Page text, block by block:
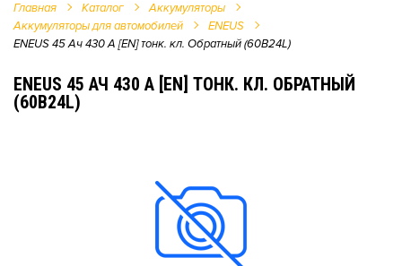
Главная Каталог
Аккумуляторы
Аккумуляторы для автомобилей
ENEUS
ENEUS 45 Ач 430 А [EN] тонк. кл. Обратный (60B24L)
ENEUS 45 АЧ 430 А [EN] ТОНК. КЛ. ОБРАТНЫЙ
(60B24L)